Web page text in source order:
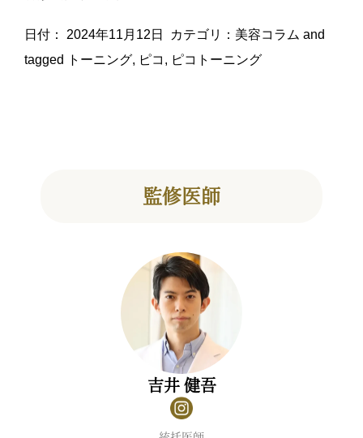
日付： 2024年11月12日 カテゴリ： 美容コラム and
tagged
トーニング, ピコ , ピコトーニング
監修医師
吉井 健吾